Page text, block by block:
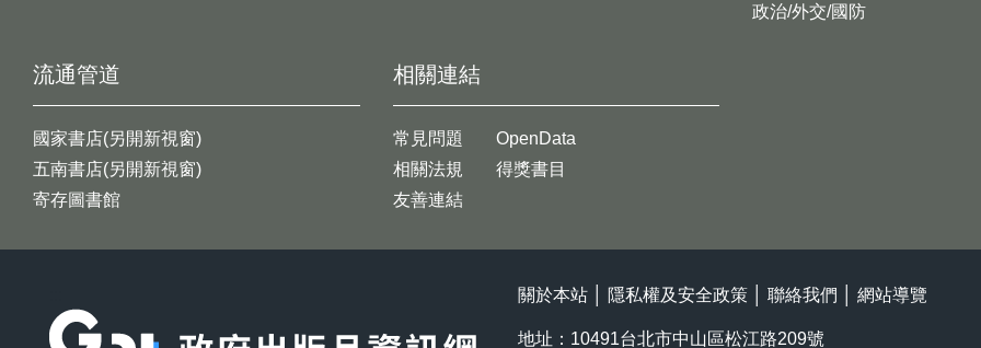
政治/外交/國防
流通管道
國家書店(另開新視窗)
五南書店(另開新視窗)
寄存圖書館
相關連結
常見問題
相關法規
友善連結
OpenData
得獎書目
關於本站 隱私權及安全政策 聯絡我們 網站導覽
地址：10491台北市中山區松江路209號